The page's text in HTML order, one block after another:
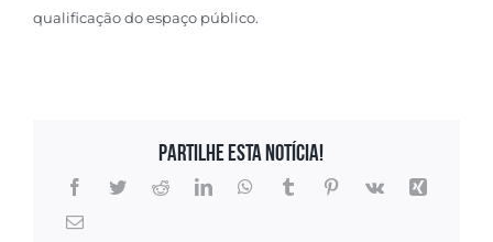
qualificação do espaço público.
Partilhe esta notícia!